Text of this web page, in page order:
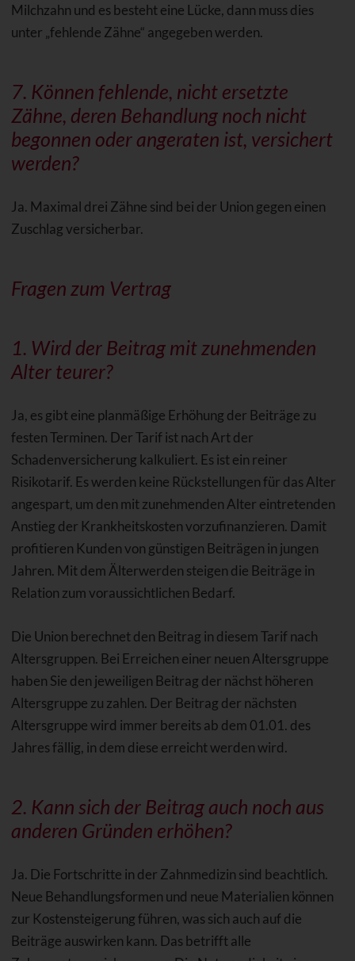
Milchzahn und es besteht eine Lücke, dann muss dies
unter „fehlende Zähne“ angegeben werden.
7. Können fehlende, nicht ersetzte
Zähne, deren Behandlung noch nicht
begonnen oder angeraten ist, versichert
werden?
Ja. Maximal drei Zähne sind bei der Union gegen einen
Zuschlag versicherbar.
Fragen zum Vertrag
1. Wird der Beitrag mit zunehmenden
Alterteurer?
Ja, es gibt eine planmäßige Erhöhung der Beiträge zu
festen Terminen. Der Tarif ist nach Art der
Schadenversicherung kalkuliert. Es ist ein reiner
Risikotarif. Es werden keine Rückstellungen für das Alter
angespart, um den mit zunehmenden Alter eintretenden
Anstieg der Krankheitskosten vorzufinanzieren. Damit
profitieren Kunden von günstigen Beiträgen in jungen
Jahren. Mit dem Älterwerden steigen die Beiträge in
Relation zum voraussichtlichen Bedarf.
Die Union berechnet den Beitrag in diesem Tarif nach
Altersgruppen. Bei Erreichen einer neuen Altersgruppe
haben Sie den jeweiligen Beitrag der nächst höheren
Altersgruppe zu zahlen. Der Beitrag der nächsten
Altersgruppe wird immer bereits ab dem 01.01. des
Jahres fällig, in dem diese erreicht werden wird.
2. Kann sich der Beitrag auch noch aus
anderen Gründen erhöhen?
Ja. Die Fortschritte in der Zahnmedizin sind beachtlich.
Neue Behandlungsformen und neue Materialien können
zur Kostensteigerung führen, was sich auch auf die
Beiträge auswirken kann. Das betrifft alle